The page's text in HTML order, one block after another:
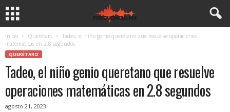
Inicio Querétaro
Tadeo, el niño genio queretano que resuelve operaciones
matemáticas en 2.8 segundos
QUERÉTARO
Tadeo, el niño genio queretano que resuelve
operaciones matemáticas en 2.8 segundos
agosto 21, 2023